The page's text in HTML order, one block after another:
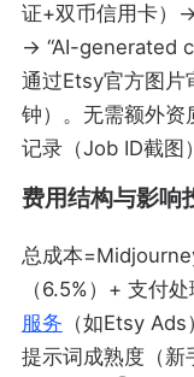
证+双币信用卡
→ “AI-generated
通过Etsy官方图片
钟）。无需额外
记录（Job ID截图
费用结构与影响
总成本
（6.5%）+ 支付
服务 （如Etsy
提示词成熟度（新